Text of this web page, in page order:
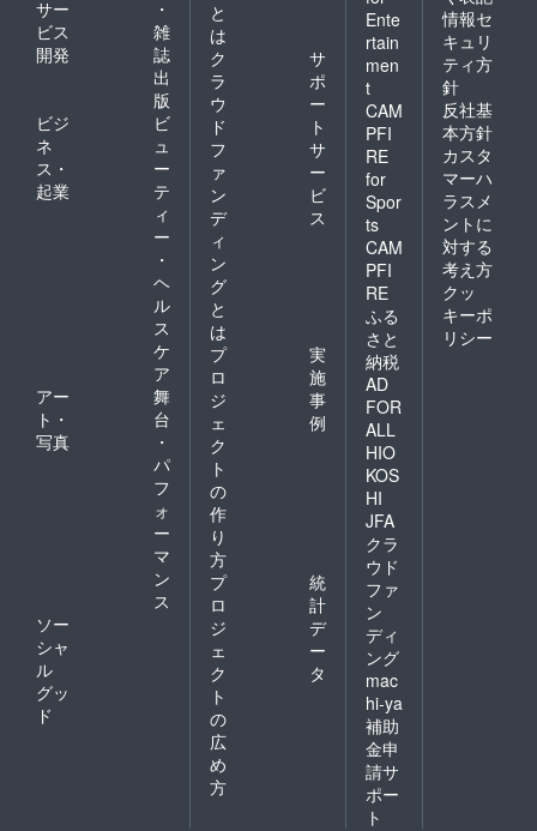
サー
ビス
開発
・
雑
誌
出
版
ビジ
ネ
ス・
起業
ビ
ュ
ー
テ
ィ
ー
・
ヘ
ル
ス
ケ
ア
アー
ト・
写真
舞
台
・
パ
フ
ォ
ー
マ
ン
ス
ソー
シャ
ル
グッ
ド
と
は
ク
ラ
ウ
ド
フ
ァ
ン
デ
ィ
ン
グ
と
は
サ
ポ
ー
ト
サ
ー
ビ
ス
プ
ロ
ジ
ェ
ク
ト
の
作
り
方
実
施
事
例
プ
ロ
ジ
ェ
ク
ト
の
広
め
方
統
計
デ
ー
タ
Ente
rtain
men
t
CAM
PFI
RE
for
Spor
ts
CAM
PFI
RE
ふる
さと
納税
AD
FOR
ALL
HIO
KOS
HI
JFA
クラ
ウド
ファ
ン
ディ
ング
mac
hi-ya
補助
金申
請サ
ポー
ト
情報セ
キュリ
ティ方
針
反社基
本方針
カスタ
マーハ
ラスメ
ントに
対する
考え方
クッ
キーポ
リシー